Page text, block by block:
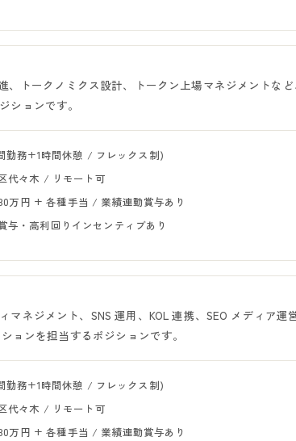
、トークノミクス設計、トークン上場マネジメントな
ションです。
勤務+1時間休憩 / フレックス制)
代々木 / リモート可
万円 + 各種手当 / 業績連動賞与あり
与・高利回りインセンティブあり
ネジメント、SNS 運用、KOL 連携、SEO メディア運営
ョンを担当するポジションです。
勤務+1時間休憩 / フレックス制)
代々木 / リモート可
万円 + 各種手当 / 業績連動賞与あり